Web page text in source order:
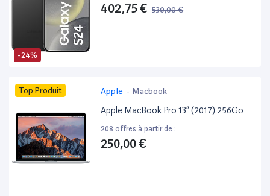
-24%
402,75 € 530,00 €
Top Produit Apple - Macbook
Apple MacBook Pro 13” (2017) 256Go
208 offres à partir de :
250,00 €